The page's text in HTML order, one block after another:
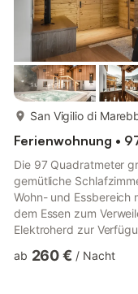
San Vigilio di
Ferienwohnung •
Die 97 Quadratmeter
gemütliche
Wohn- und Essbereich
dem Essen zum
Elektroherd zur
Küchenutensilien und
ab 260 € / Nacht